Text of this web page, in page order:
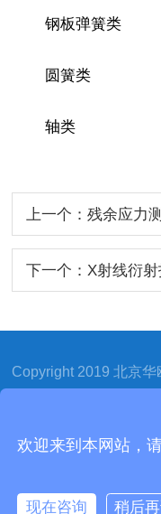
钢板弹簧类
圆簧类
轴类
上一个：残余应力
下一个：X射线衍
Copyright 2019 北京
11010802010815号
室 座机：010-
欢迎来到本网站，
现在咨询 稍后